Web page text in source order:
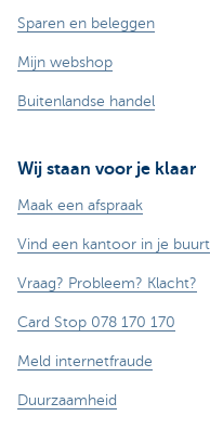
Sparen en beleggen
Mijn webshop
Buitenlandse handel
Wij staan voor je klaar
Maak een afspraak
Vind een kantoor in je buurt
Vraag? Probleem? Klacht?
Card Stop 078 170 170
Meld internetfraude
Duurzaamheid